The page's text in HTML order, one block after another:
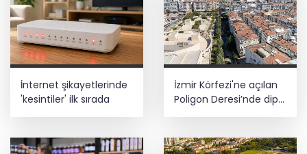
İnternet şikayetlerinde
'kesintiler' ilk sırada
İzmir Körfezi'ne açılan
Poligon Deresi’nde dip